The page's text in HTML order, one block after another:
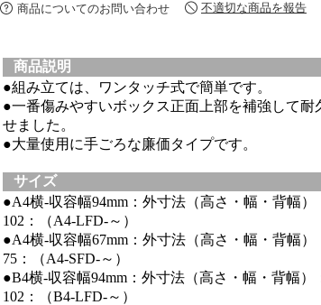
商品についてのお問い合わせ 不適切な商品を報告
商品説明
●組み立ては、ワンタッチ式で簡単です。
●一番傷みやすいボックス正面上部を補強して耐
せました。
●大量使用に手ごろな廉価タイプです。
サイズ
●A4横-収容幅94mm：外寸法（高さ・幅・背幅）
102：（A4-LFD-～）
●A4横-収容幅67mm：外寸法（高さ・幅・背幅）
75：（A4-SFD-～）
●B4横-収容幅94mm：外寸法（高さ・幅・背幅）
102：（B4-LFD-～）